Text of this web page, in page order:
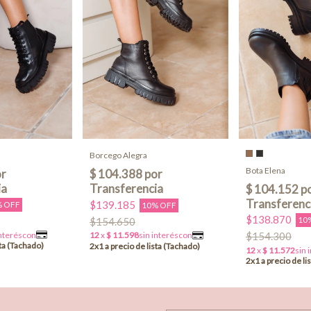
OFF
Borcego Alegra
$139.185 10% OFF
$154.650
Bota Elena
$138.870
$154.300